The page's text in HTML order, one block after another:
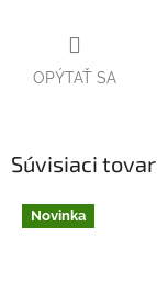
OPÝTAŤ SA
Súvisiaci tovar
Novinka